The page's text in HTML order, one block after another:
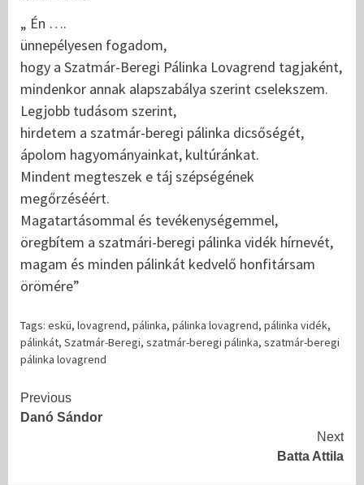
„ Én ….
ünnepélyesen fogadom,
hogy a Szatmár-Beregi Pálinka Lovagrend tagjaként,
mindenkor annak alapszabálya szerint cselekszem.
Legjobb tudásom szerint,
hirdetem a szatmár-beregi pálinka dicsőségét,
ápolom hagyományainkat, kultúránkat.
Mindent megteszek e táj szépségének
megőrzéséért.
Magatartásommal és tevékenységemmel,
öregbítem a szatmári-beregi pálinka vidék hírnevét,
magam és minden pálinkát kedvelő honfitársam
örömére”
Tags: eskü, lovagrend, pálinka, pálinka lovagrend, pálinka vidék,
pálinkát, Szatmár-Beregi, szatmár-beregi pálinka, szatmár-beregi
pálinka lovagrend
Continue
Reading
Previous
Danó Sándor
Next
Batta Attila